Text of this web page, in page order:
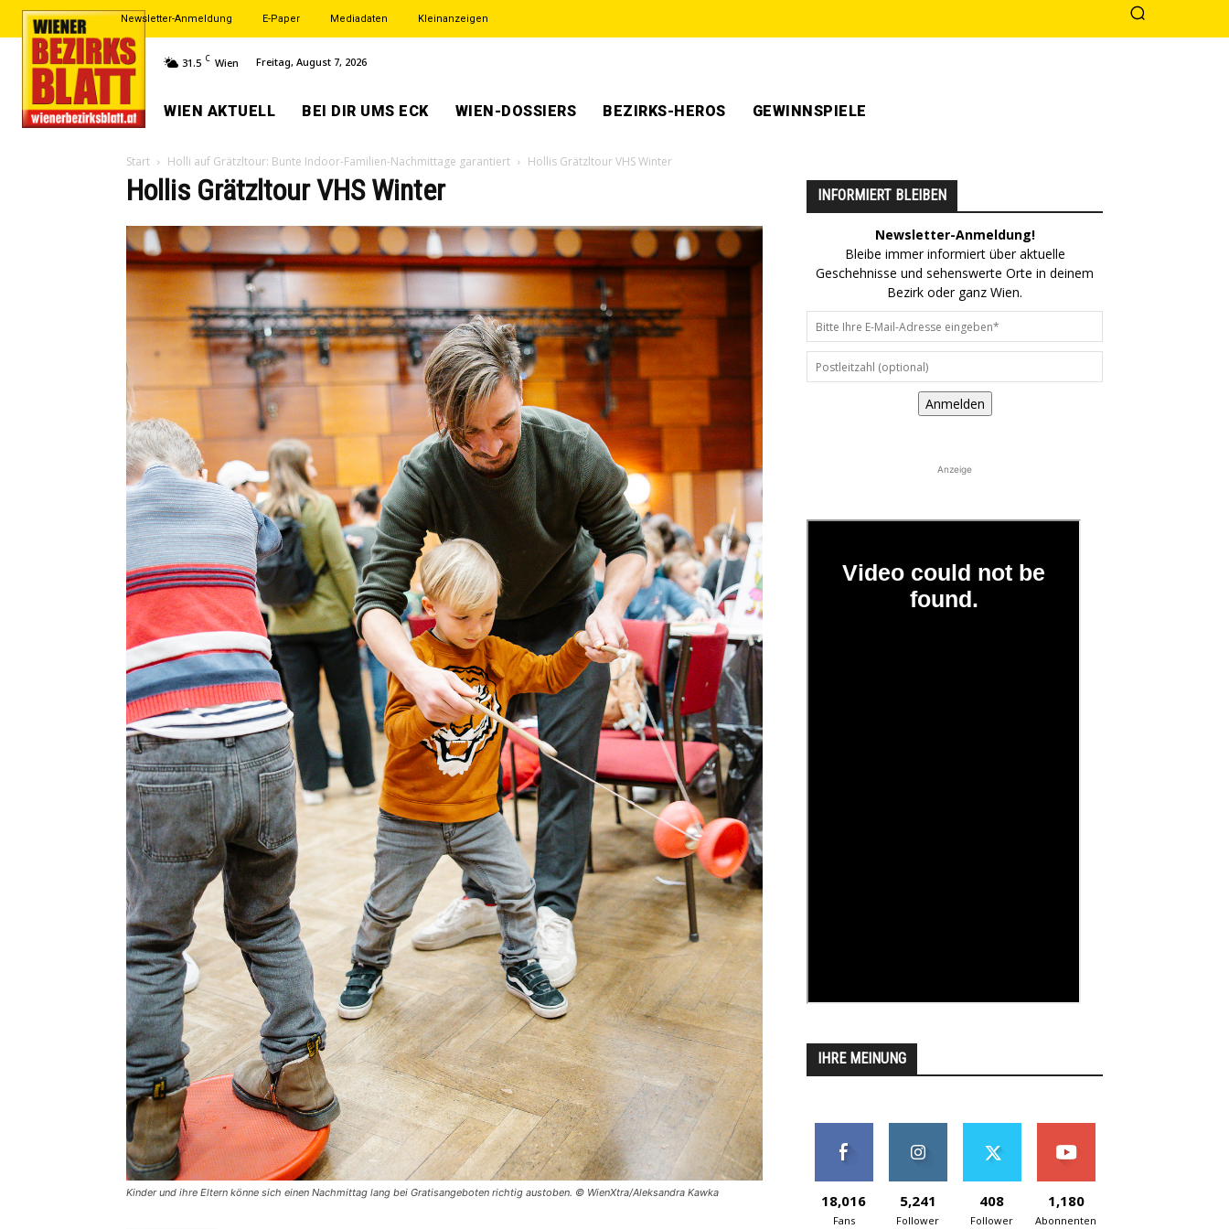
Newsletter-Anmeldung E-Paper Mediadaten Kleinanzeigen
31.5 C Wien Freitag, August 7, 2026
WIEN AKTUELL BEI DIR UMS ECK WIEN-DOSSIERS BEZIRKS-HEROS GEWINNSPIELE
Start Holli auf Grätzltour: Bunte Indoor-Familien-Nachmittage garantiert Hollis Grätzltour VHS Winter
Hollis Grätzltour VHS Winter
Kinder und ihre Eltern könne sich einen Nachmittag lang bei Gratisangeboten richtig austoben. © WienXtra/Aleksandra Kawka
INFORMIERT BLEIBEN
Newsletter-Anmeldung!
Bleibe immer informiert über aktuelle
Geschehnisse und sehenswerte Orte in deinem
Bezirk oder ganz Wien.
Anmelden
Anzeige
IHRE MEINUNG
18,016
Fans
5,241
Follower
408
Follower
1,180
Abonnenten